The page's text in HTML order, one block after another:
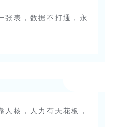
张表，数据不打通，永
人核，人力有天花板，